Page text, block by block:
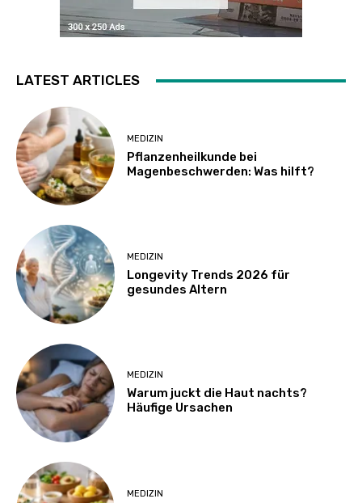
LATEST ARTICLES
MEDIZIN
Pflanzenheilkunde bei
Magenbeschwerden: Was hilft?
MEDIZIN
Longevity Trends 2026 für
gesundes Altern
MEDIZIN
Warum juckt die Haut nachts?
Häufige Ursachen
MEDIZIN